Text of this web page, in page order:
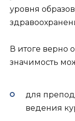
уровня
В итоге верно
значимость
для
ведения